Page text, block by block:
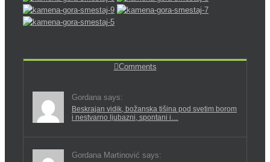
Comments
Gordana says:
Beskrajan vidik, božanska tišina pod svetim borom
i nestvarno ljubazni, spontani i…
Gordana Martinović says: